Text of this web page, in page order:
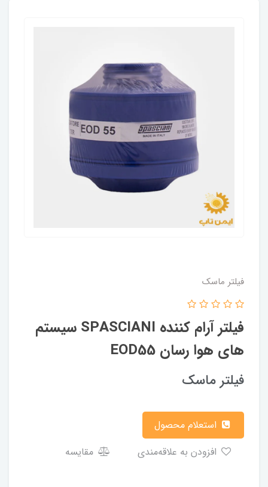
فیلتر ماسک
فیلتر آرام کننده SPASCIANI سیستم
های هوا رسان EOD55
فیلتر ماسک
مقایسه